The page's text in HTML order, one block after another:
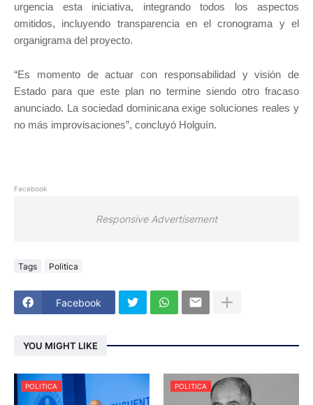
urgencia esta iniciativa, integrando todos los aspectos
omitidos, incluyendo transparencia en el cronograma y el
organigrama del proyecto.
“Es momento de actuar con responsabilidad y visión de
Estado para que este plan no termine siendo otro fracaso
anunciado. La sociedad dominicana exige soluciones reales y
no más improvisaciones”, concluyó Holguín.
Facebook
Responsive Advertisement
Tags Politica
Facebook
YOU MIGHT LIKE
POLITICA POLITICA